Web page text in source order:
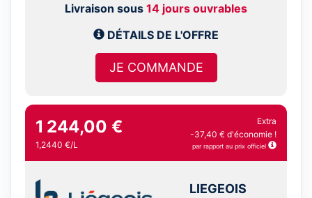
Livraison sous 14 jours ouvrables
DÉTAILS DE L'OFFRE
JE COMMANDE
1 244,00 €
1,2440 €/L
Extra
-37,40 € d'économie !
par rapport au prix officiel
LIEGEOIS